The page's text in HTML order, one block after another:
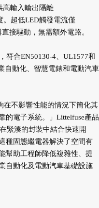
高輸入輸出隔離
。超低LED觸發電流僅
接驅動，無需額外電路。
符合EN50130-4、UL1577和
自動化、智慧電錶和電動汽車
在不影響性能的情況下簡化其
的電子系統。」Littelfuse產品
緊湊的封裝中結合快速開
種固態繼電器解決了空間有
幫助工程師降低複雜性、提
自動化及電動汽車基礎設施